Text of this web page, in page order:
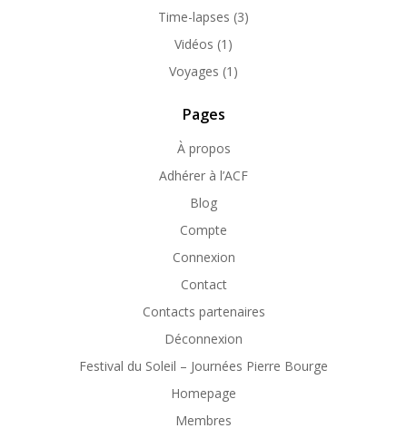
Time-lapses (3)
Vidéos (1)
Voyages (1)
Pages
À propos
Adhérer à l’ACF
Blog
Compte
Connexion
Contact
Contacts partenaires
Déconnexion
Festival du Soleil – Journées Pierre Bourge
Homepage
Membres